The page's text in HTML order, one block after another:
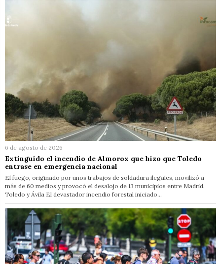
6 de agosto de 2026
Extinguido el incendio de Almorox que hizo que Toledo
entrase en emergencia nacional
El fuego, originado por unos trabajos de soldadura ilegales, movilizó a
más de 60 medios y provocó el desalojo de 13 municipios entre Madrid,
Toledo y Ávila El devastador incendio forestal iniciado…